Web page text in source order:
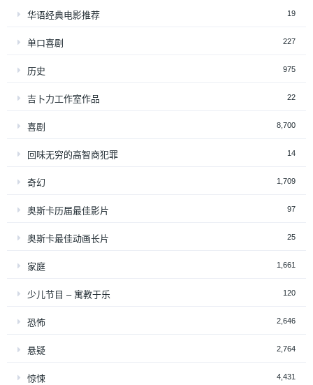
华语经典电影推荐 19
单口喜剧 227
历史 975
吉卜力工作室作品 22
喜剧 8,700
回味无穷的高智商犯罪 14
奇幻 1,709
奥斯卡历届最佳影片 97
奥斯卡最佳动画长片 25
家庭 1,661
少儿节目 – 寓教于乐 120
恐怖 2,646
悬疑 2,764
惊悚 4,431